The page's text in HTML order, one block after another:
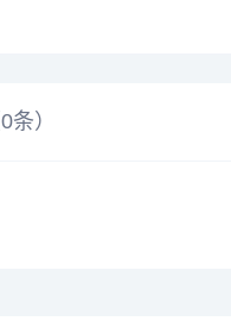
0条）